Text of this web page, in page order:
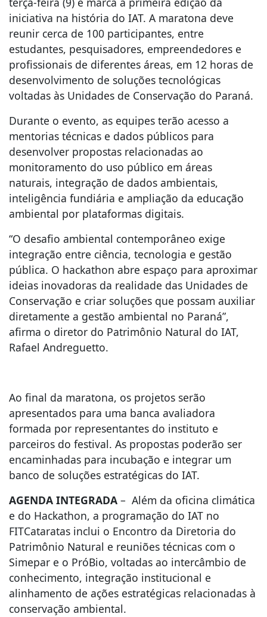
iniciativa na história do IAT. A maratona deve
reunir cerca de 100 participantes, entre
estudantes, pesquisadores, empreendedores e
profissionais de diferentes áreas, em 12 horas de
desenvolvimento de soluções tecnológicas
voltadas às Unidades de Conservação do Paraná.
Durante o evento, as equipes terão acesso a
mentorias técnicas e dados públicos para
desenvolver propostas relacionadas ao
monitoramento do uso público em áreas
naturais, integração de dados ambientais,
inteligência fundiária e ampliação da educação
ambiental por plataformas digitais.
“O desafio ambiental contemporâneo exige
integração entre ciência, tecnologia e gestão
pública. O hackathon abre espaço para aproximar
ideias inovadoras da realidade das Unidades de
Conservação e criar soluções que possam auxiliar
diretamente a gestão ambiental no Paraná”,
afirma o diretor do Patrimônio Natural do IAT,
Rafael Andreguetto.
Ao final da maratona, os projetos serão
apresentados para uma banca avaliadora
formada por representantes do instituto e
parceiros do festival. As propostas poderão ser
encaminhadas para incubação e integrar um
banco de soluções estratégicas do IAT.
AGENDA INTEGRADA – Além da oficina climática
e do Hackathon, a programação do IAT no
FITCataratas inclui o Encontro da Diretoria do
Patrimônio Natural e reuniões técnicas com o
Simepar e o PróBio, voltadas ao intercâmbio de
conhecimento, integração institucional e
alinhamento de ações estratégicas relacionadas à
conservação ambiental.